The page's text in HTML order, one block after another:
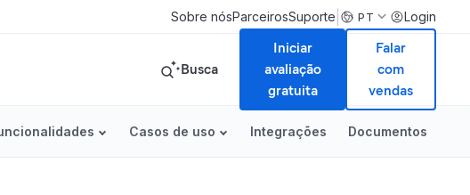
Sobre nósParceirosSuporte PT Login
Busca
Iniciar
avaliação
gratuita
Falar
com
vendas
Casos de uso Integrações Documentos